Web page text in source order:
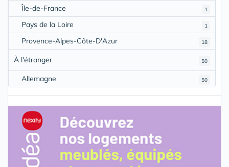
1
Île-de-France
1
Pays de la Loire
18
Provence-Alpes-Côte-D'Azur
50
À l'étranger
50
Allemagne